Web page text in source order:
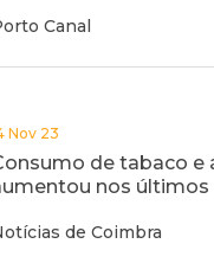
Canal
Nov 23
de tabaco e
nos últimos
de Coimbra